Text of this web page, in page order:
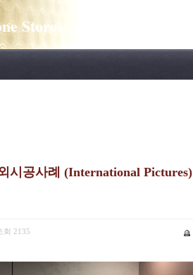
Store)
시공사례 (International Pictures)
회 2135